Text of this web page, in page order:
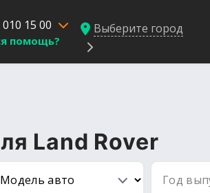
15 00
помощь?
Выберите город
Land Rover